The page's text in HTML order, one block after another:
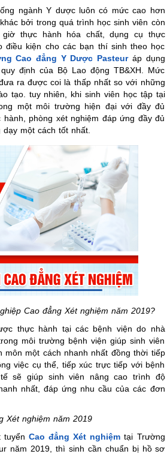
ngành Y dược luôn có mức cao hơn
bởi trong quá trình học sinh viên còn
thực hành hóa chất, dụng cụ thực
điều kiện cho các bạn thí sinh theo học
Cao đẳng Y Dược Pasteuráp dụng
định của Bộ Lao động TB&XH. Mức
ra được coi là thấp nhất so với những
tạo. tuy nhiên, khi sinh viên học tập tại
một môi trường hiện đại với đầy đủ
phòng xét nghiệm đáp ứng đầy đủ
một cách tốt nhất.
Cao đẳng Xét nghiệm năm 2019?
thực hành tại các bệnh viện do nhà
môi trường bệnh viện giúp sinh viên
môn một cách nhanh nhất đồng thời tiếp
việc cụ thể, tiếp xúc trực tiếp với bệnh
sẽ giúp sinh viên nâng cao trình độ
nhất, đáp ứng nhu cầu của các đơn
Xét nghiệm năm 2019
tuyểnCao đẳng Xét nghiệm tại Trường
năm 2019, thì sinh cần chuẩn bị hồ sơ